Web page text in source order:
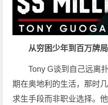
从穷困少年到百万牌局
Tony G谈到 自己远离
期在奥地利的生活，那时
求生手段而非职业选择。